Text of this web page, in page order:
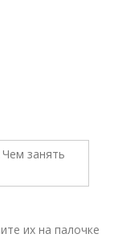
их на палочке